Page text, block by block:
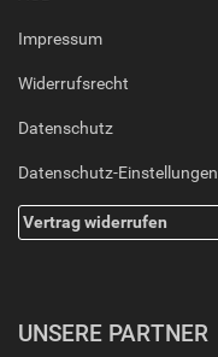
Impressum
Widerrufsrecht
Datenschutz
Datenschutz-Einstellungen
Vertrag widerrufen
UNSERE PARTNER